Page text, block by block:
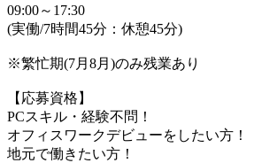
09:00～17:30
(実働/7時間45分：休憩45分)
※繁忙期(7月8月)のみ残業あり
【応募資格】
PCスキル・経験不問！
オフィスワークデビューをしたい方！
地元で働きたい方！